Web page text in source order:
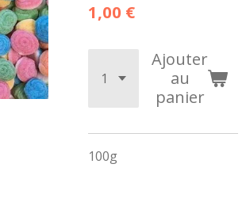
1,00 €
Ajouter
au
panier
100g